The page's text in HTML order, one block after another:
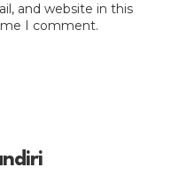
and website in this
I comment.